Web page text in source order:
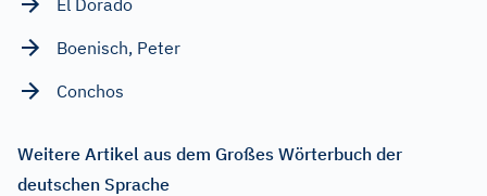
Boenisch, Peter
Conchos
Weitere Artikel aus dem Großes Wörterbuch der
deutschen Sprache